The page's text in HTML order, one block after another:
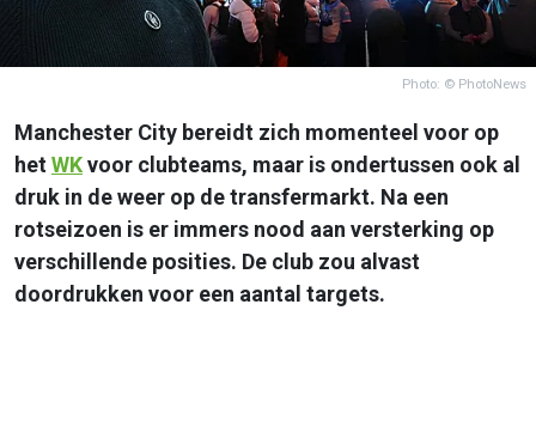
Photo: © PhotoNews
Manchester City bereidt zich momenteel voor op
hetWKvoor clubteams, maar is ondertussen ook al
druk in de weer op de transfermarkt. Na een
rotseizoen is er immers nood aan versterking op
verschillende posities. De club zou alvast
doordrukken voor een aantal targets.